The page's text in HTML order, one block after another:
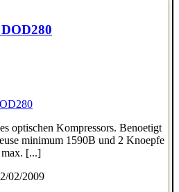
optischen Kompressors. Benoetigt
minimum 1590B und 2 Knoepfe
[...]
02/2009